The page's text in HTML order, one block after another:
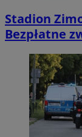
Stadion
Bezpłatne